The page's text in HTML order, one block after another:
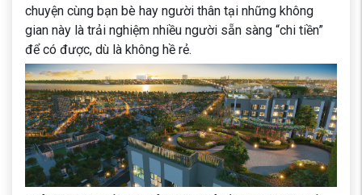
chuyện cùng bạn bè hay người thân tại những không
gian này là trải nghiệm nhiều người sẵn sàng “chi tiền”
để có được, dù là không hề rẻ.